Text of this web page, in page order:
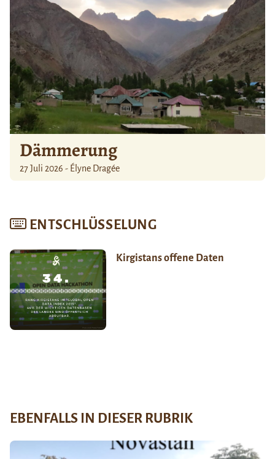
Dämmerung
27 Juli 2026 - Élyne Dragée
ENTSCHLÜSSELUNG
Kirgistans offene Daten
EBENFALLS IN DIESER RUBRIK